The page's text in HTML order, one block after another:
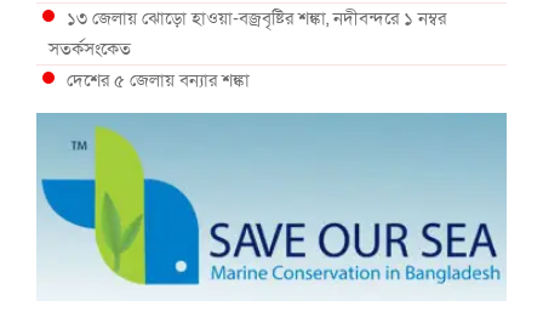
১৩ জেলায় ঝোড়ো হাওয়া-বজ্রবৃষ্টির শঙ্কা, নদীবন্দরে ১ নম্বর
সতর্কসংকেত
দেশের ৫ জেলায় বন্যার শঙ্কা
দেশের বিভিন্ন অঞ্চলে বজ্রবৃষ্টির আভাস, ঢাকার আকাশও মেঘলা
আগস্টে টানা বৃষ্টি ও বন্যার আভাস, সাগরে একাধিক লঘুচাপের শঙ্কা
স্বস্তি ও শঙ্কার পূর্বাভাস দিল আবহাওয়া